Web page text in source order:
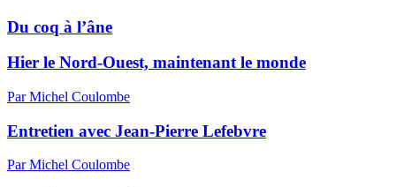
Du coq à l’âne
Hier le Nord-Ouest, maintenant le monde
Par Michel Coulombe
Entretien avec Jean-Pierre Lefebvre
Par Michel Coulombe